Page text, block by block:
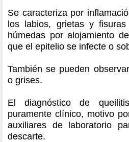
Se caracteriza por
los labios, grietas y
húmedas por alojamiento
que el epitelio se infecte o
También se pueden
o grises.
El diagnóstico de
puramente clínico, motivo
auxiliares de laboratorio
descarte.